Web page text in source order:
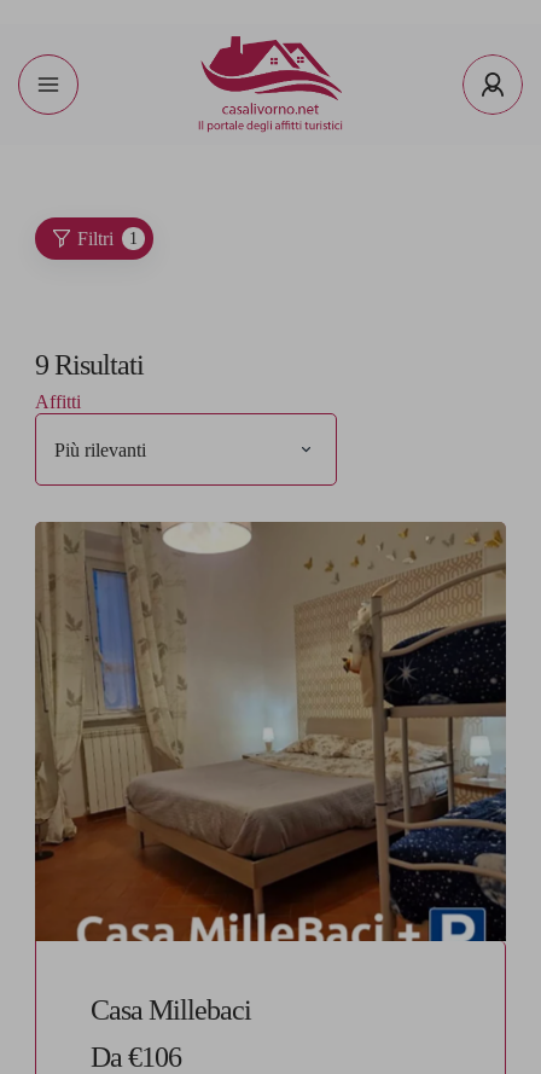
Filtri 1
9Risultati
Affitti
Più rilevanti
Casa Millebaci
Da €106